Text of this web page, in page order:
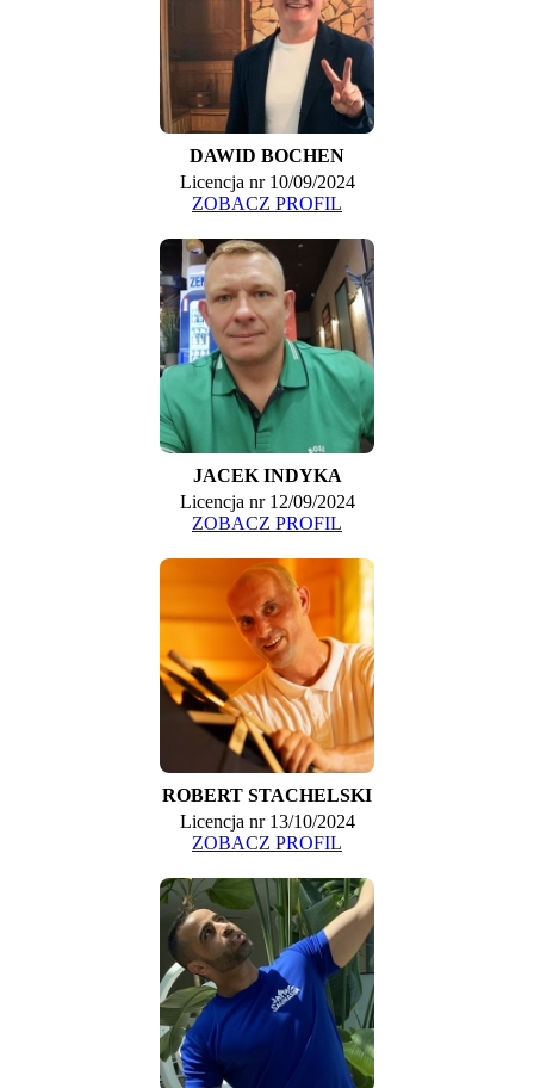
DAWID BOCHEN
Licencja nr 10/09/2024
ZOBACZ PROFIL
JACEK INDYKA
Licencja nr 12/09/2024
ZOBACZ PROFIL
ROBERT STACHELSKI
Licencja nr 13/10/2024
ZOBACZ PROFIL